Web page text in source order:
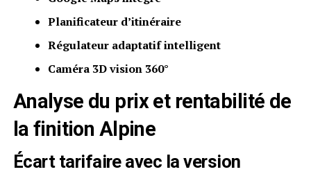
Planificateur d’itinéraire
Régulateur adaptatif intelligent
Caméra 3D vision 360°
Analyse du prix et rentabilité de
la finition Alpine
Écart tarifaire avec la version